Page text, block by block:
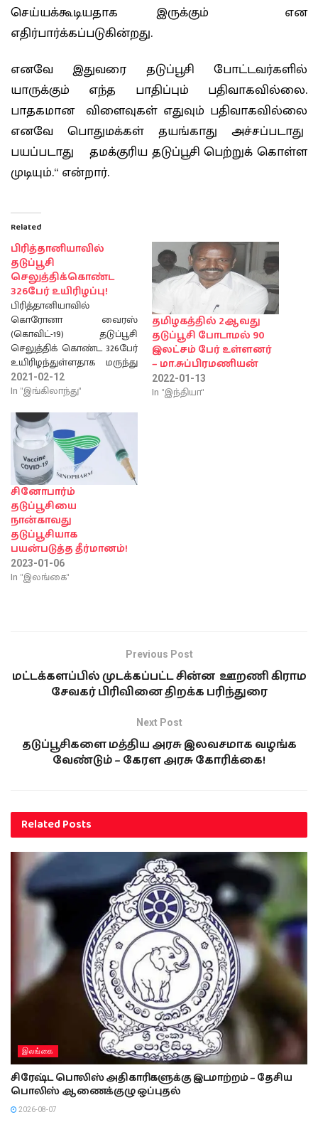
செய்யக்கூடியதாக இருக்கும் என
எதிர்பார்க்கப்படுகின்றது.
எனவே இதுவரை தடுப்பூசி போட்டவர்களில்
யாருக்கும் எந்த பாதிப்பும் பதிவாகவில்லை.
பாதகமான விளைவுகள் எதுவும் பதிவாகவில்லை
எனவே பொதுமக்கள் தயங்காது அச்சப்படாது
பயப்படாது தமக்குரிய தடுப்பூசி பெற்றுக் கொள்ள
முடியும்.“ என்றார்.
Related
பிரித்தானியாவில்
தடுப்பூசி
செலுத்திக்கொண்ட
326பேர் உயிரிழப்பு!
பிரித்தானியாவில்
கொரோனா வைரஸ்
(கொவிட்-19) தடுப்பூசி
செலுத்திக் கொண்ட 326பேர்
உயிரிழந்துள்ளதாக மருந்து
மற்றும் சுகாதார
ஒழுங்குமுறை ஆணையம்
ஃபைஸர் நிறுவனம்
தயாரித்த தடுப்பூசியை
எடுத்துக்கொண்ட 236 பேர்
ஒவ்வாமை உள்ளிட்ட
காரணங்களால்
உயிரிழந்துள்ளனர்.
இதேபோல் ஒக்ஸ்போர்ட்
பல்கலைக்கழகம் தயாரித்த
கொரோனா தடுப்பூசியை
எடுத்துக்கொண்ட 90 பேரும்
உயிரிழந்துள்ளனர்.
இறந்தவர்களில்
உயிரிழந்தனரா என்பது
உறுதியாகவில்லை என்றும்
சுகாதாரத்துறையினர்
தெரிவித்துள்ளனர்.
2021-02-12
In "இங்கிலாந்து"
தமிழகத்தில் 2ஆவது
தடுப்பூசி போடாமல் 90
இலட்சம் பேர் உள்ளனர்
– மா.சுப்பிரமணியன்
2022-01-13
In "இந்தியா"
சினோபார்ம்
தடுப்பூசியை
நான்காவது
தடுப்பூசியாக
பயன்படுத்த தீர்மானம்!
2023-01-06
In "இலங்கை"
Previous Post
மட்டக்களப்பில் முடக்கப்பட்ட சின்ன ஊறணி கிராம
சேவகர் பிரிவினை திறக்க பரிந்துரை
Next Post
தடுப்பூசிகளை மத்திய அரசு இலவசமாக வழங்க
வேண்டும் – கேரள அரசு கோரிக்கை!
RelatedPosts
இலங்கை
சிரேஷ்ட பொலிஸ் அதிகாரிகளுக்கு இடமாற்றம் – தேசிய
பொலிஸ் ஆணைக்குழு ஒப்புதல்
2026-08-07